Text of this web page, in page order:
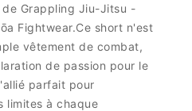
Grappling Jiu-Jitsu -
Fightwear.Ce short n'est
vêtement de combat,
de passion pour le
parfait pour
limites à chaque